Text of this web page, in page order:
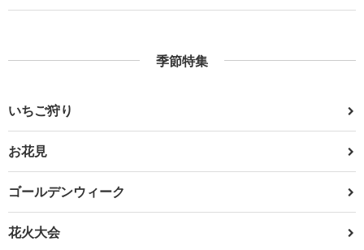
季節特集
いちご狩り
お花見
ゴールデンウィーク
花火大会